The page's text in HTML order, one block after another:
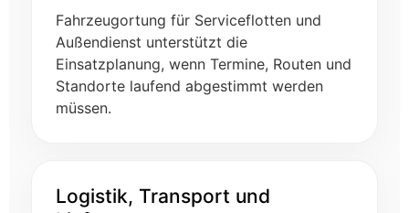
Fahrzeugortung für Serviceflotten und
Außendienst unterstützt die
Einsatzplanung, wenn Termine, Routen und
Standorte laufend abgestimmt werden
müssen.
Logistik, Transport und